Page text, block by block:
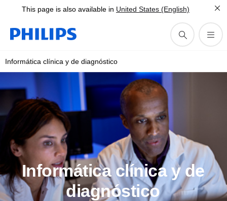
This page is also available in United States (English)
Informática clínica y de diagnóstico
Informática clínica y de
diagnóstico